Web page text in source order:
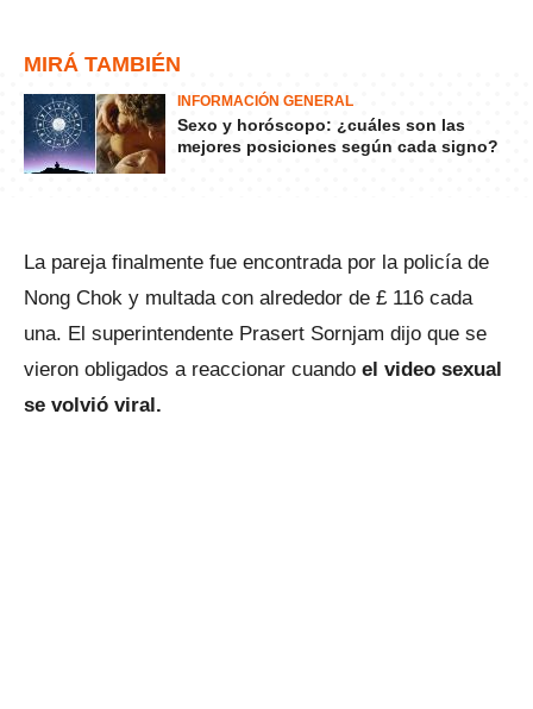
MIRÁ TAMBIÉN
INFORMACIÓN GENERAL
Sexo y horóscopo: ¿cuáles son las
mejores posiciones según cada signo?
La pareja finalmente fue encontrada por la policía de
Nong Chok y multada con alrededor de £ 116 cada
una. El superintendente Prasert Sornjam dijo que se
vieron obligados a reaccionar cuando el video sexual
se volvió viral.